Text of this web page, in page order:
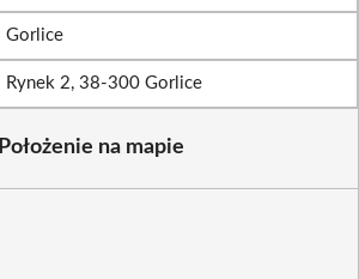
Gorlice
Rynek 2, 38-300 Gorlice
Położenie na mapie